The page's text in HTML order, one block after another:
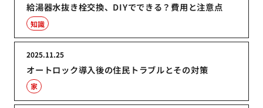
給湯器水抜き栓交換、DIYでできる？費用と注意点
知識
オートロック導入後の住民トラブルとその対策
2025.11.25
家